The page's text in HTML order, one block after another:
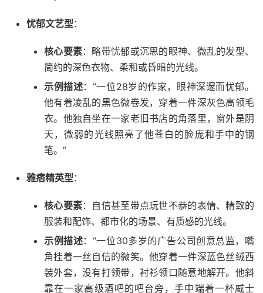
忧郁文艺型：
核心要素：略带忧郁或沉思的眼神、微乱的发型、
简约的深色衣物、柔和或昏暗的光线。
示例描述：“一位28岁的作家，眼神深邃而忧郁。
他有着凌乱的黑色微卷发，穿着一件深灰色高领毛
衣。他独自坐在一家老旧书店的角落里，窗外是阴
天，微弱的光线照亮了他苍白的脸庞和手中的钢
笔。”
雅痞精英型：
核心要素：自信甚至带点玩世不恭的表情、精致的
服装和配饰、都市化的场景、有质感的光线。
示例描述：“一位30多岁的广告公司创意总监，嘴
角挂着一丝自信的微笑。他穿着一件深蓝色丝绒西
装外套，没有打领带，衬衫领口随意地解开。他斜
靠在一家高级酒吧的吧台旁，手中端着一杯威士